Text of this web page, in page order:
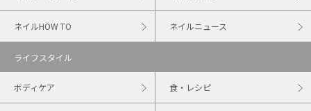
ネイルHOW TO ネイルニュース
ライフスタイル
ボディケア 食・レシピ